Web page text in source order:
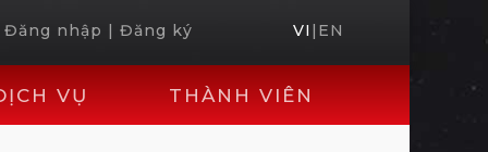
nhập | Đăng ký VI | EN
VỤ THÀNH VIÊN